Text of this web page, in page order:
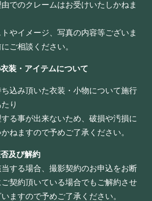
でのクレームはお受けいたしかねま
やイメージ、写真の内容等ございま
ご相談ください。
装・アイテムについて
込み頂いた衣装・小物について施行
り
る事が出来ないため、破損や汚損に
ねますので予めご了承ください。
及び解約
する場合、撮影契約のお申込をお断
契約頂いている場合でもご解約させ
ますので予めご了承ください。